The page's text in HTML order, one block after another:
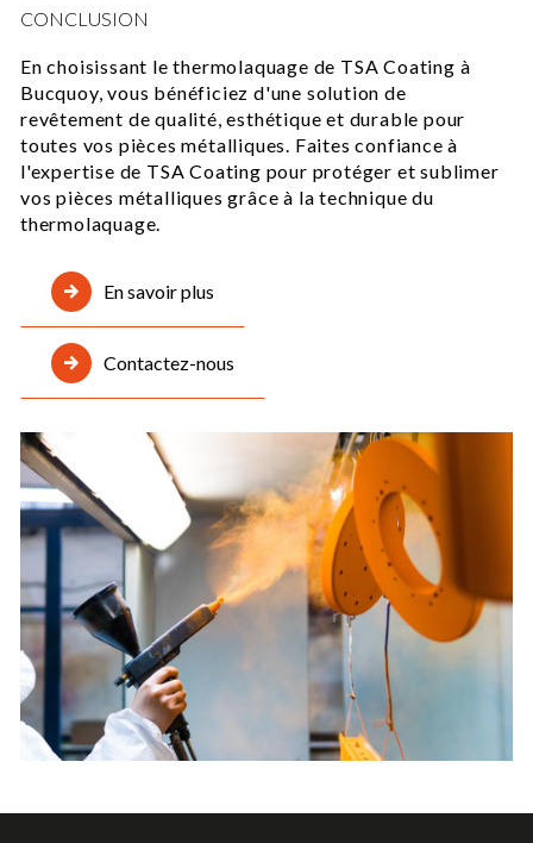
CONCLUSION
En choisissant le thermolaquage de TSA Coating à
Bucquoy, vous bénéficiez d'une solution de
revêtement de qualité, esthétique et durable pour
toutes vos pièces métalliques. Faites confiance à
l'expertise de TSA Coating pour protéger et sublimer
vos pièces métalliques grâce à la technique du
thermolaquage.
En savoir plus
Contactez-nous